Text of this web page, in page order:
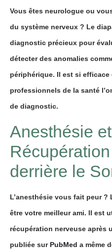
Vous êtes neurologue ou
du système nerveux ? Le
diagnostic précieux pour
détecter des anomalies
périphérique. Il est si efficace
professionnels de la santé
de diagnostic.
Anesthésie et
derrière le
L’anesthésie vous fait peur ?
être votre meilleur ami. Il est
récupération nerveuse après
publiée sur PubMed a même